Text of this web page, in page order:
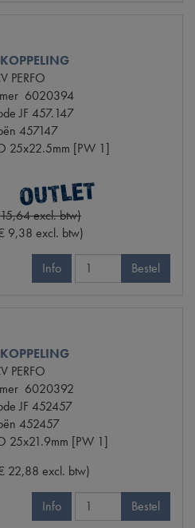
PERFO
6020394
JF457.147
457147
25x22.5mm [PW 1]
excl. btw)
9,38 excl. btw)
Info Bestel
PERFO
6020392
JF452457
452457
25x21.9mm [PW 1]
22,88 excl. btw)
Info Bestel